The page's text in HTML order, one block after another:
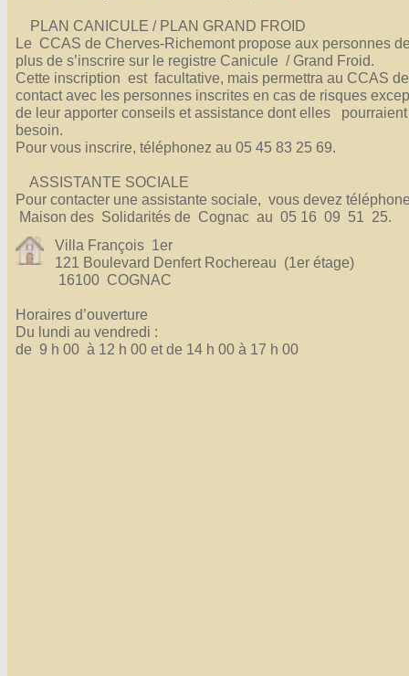
PLAN CANICULE / PLAN GRAND FROID
Le CCAS de Cherves-Richemont propose aux personnes
plus de s’inscrire sur le registre Canicule / Grand Froid.
Cette inscription est facultative, mais permettra au CCAS
contact avec les personnes inscrites en cas de risques
de leur apporter conseils et assistance dont elles
besoin.
Pour vous inscrire, téléphonez au 05 45 83 25 69.
ASSISTANTE SOCIALE
Pour contacter une assistante sociale, vous devez
Maison des Solidarités de Cognac au 05 16 09 51 25.
Villa François 1er
121 Boulevard Denfert Rochereau (1er étage)
16100 COGNAC
Horaires d’ouverture
Du lundi au vendredi :
de 9 h 00 à 12 h 00 et de 14 h 00 à 17 h 00